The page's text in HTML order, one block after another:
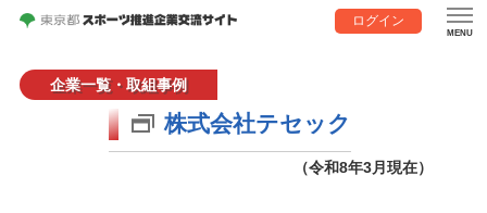
ログイン
企業一覧・取組事例
株式会社テセック
（令和8年3月現在）